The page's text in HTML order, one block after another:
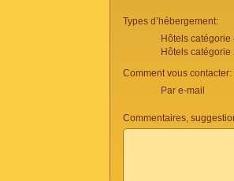
Types d’hébergement:
Hôtels
Hôtels
Comment vous contacter:
Par e-mail
Commentaires,